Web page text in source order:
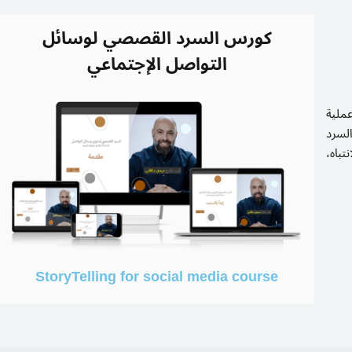
كورس السرد القصصي لوسائل
التواصل الإجتماعي
StoryTelling for social media course